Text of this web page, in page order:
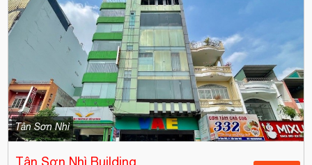
Tân Sơn Nhì
Tân Sơn Nhì Building